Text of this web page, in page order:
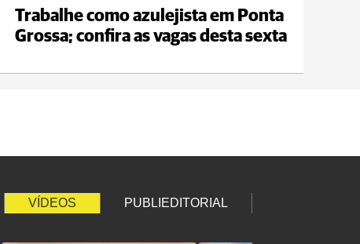
Carambeí
max 21°C min 18°C
Trabalhe como azulejista em Ponta
Grossa; confira as vagas desta sexta
VÍDEOS PUBLIEDITORIAL